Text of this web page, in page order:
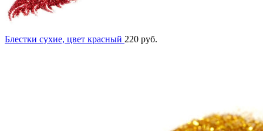
Блестки сухие, цвет красный 220 руб.